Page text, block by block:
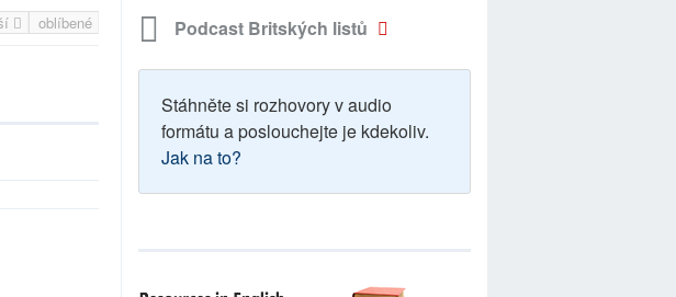
oblíbené Podcast Britských listů
Stáhněte si rozhovory v audio
formátu a poslouchejte je kdekoliv.
Jak na to?